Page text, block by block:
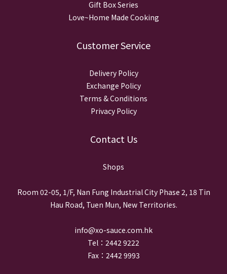
Gift Box Series
Love~Home Made Cooking
Customer Service
Delivery Policy
Exchange Policy
Terms & Conditions
Privacy Policy
Contact Us
Shops
Room 02-05, 1/F, Nan Fung Industrial City Phase 2, 18 Tin
Hau Road, Tuen Mun, New Territories.
info@xo-sauce.com.hk
Tel：2442 9222
Fax：2442 9993